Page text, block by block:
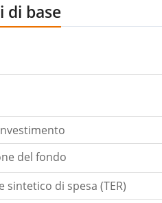
di base
del fondo
sintetico di spesa (TER)